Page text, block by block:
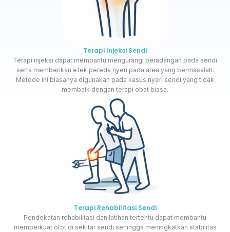
Terapi Injeksi Sendi
Terapi injeksi dapat membantu mengurangi peradangan pada sendi
serta memberikan efek pereda nyeri pada area yang bermasalah.
Metode ini biasanya digunakan pada kasus nyeri sendi yang tidak
membaik dengan terapi obat biasa.
Terapi Rehabilitasi Sendi
Pendekatan rehabilitasi dan latihan tertentu dapat membantu
memperkuat otot di sekitar sendi sehingga meningkatkan stabilitas